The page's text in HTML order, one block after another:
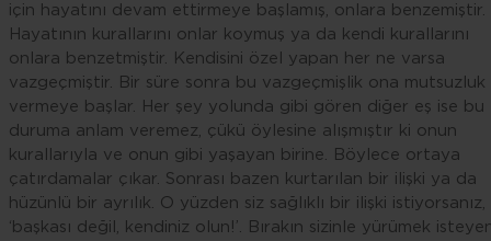
için hayatını devam ettirmeye başlamış, onlara benzemiştir.
Hayatının kurallarını onlar koymuş ya da kendi kurallarını
onlara benzetmiştir. Kendisini özel yapan her ne varsa
vazgeçmiştir. Bir süre sonra bu vazgeçmişlik ona mutsuzluk
vermeye başlar. Her şey yolunda gibi gören diğer eş ise bu
duruma anlam veremez, çükü öylesine alışmıştır ki onun
kurallarıyla ve onun gibi yaşayan birine. Böylece ortaya
çatırdamalar çıkar. Sonrası bazen kurtarılan bir ilişki ya da
hüzünlü bir ayrılık. O yüzden siz sağlıklı bir ilişki istiyorsanız,
‘başkası değil, kendiniz olun!’. Bırakın sizinle yürümek